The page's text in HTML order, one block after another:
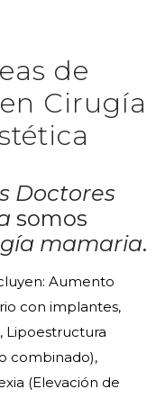
de
Cirugía
Doctores
somos
mamaria.
Aumento
con implantes,
Lipoestructura
combinado),
(Elevación de